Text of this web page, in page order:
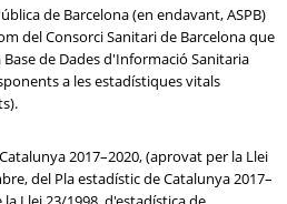
de Barcelona (en endavant, ASPB)
del Consorci Sanitari de Barcelona que
de Dades d'Informació Sanitaria
a les estadístiques vitals
2017–2020, (aprovat per la Llei
del Pla estadístic de Catalunya 2017–